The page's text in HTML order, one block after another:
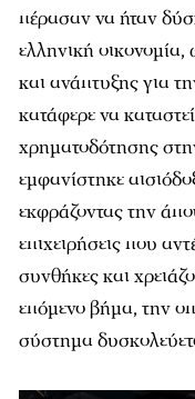
πέρασαν να ήταν
ελληνική
και ανάπτυξης για
κατάφερε να
χρηματοδότησης
εμφανίστηκε
εκφράζοντας την
επιχειρήσεις που
συνθήκες και
επόμενο βήμα, την
σύστημα